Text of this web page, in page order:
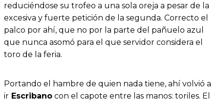
reduciéndose su trofeo a una sola oreja a pesar de la
excesiva y fuerte petición de la segunda. Correcto el
palco por ahí, que no por la parte del pañuelo azul
que nunca asomó para el que servidor considera el
toro de la feria.
Portando el hambre de quien nada tiene, ahí volvió a
ir Escribano con el capote entre las manos: toriles. El